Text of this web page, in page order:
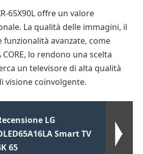
65X90L offre un valore
La qualità delle immagini, il
funzionalità avanzate, come
CORE, lo rendono una scelta
un televisore di alta qualità
visione coinvolgente.
LG
Smart TV
65